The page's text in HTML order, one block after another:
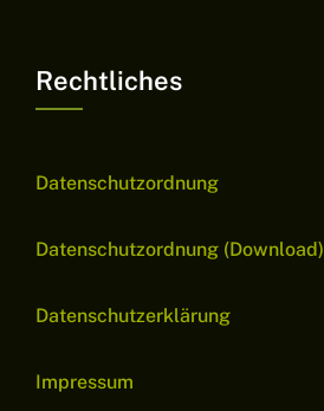
Rechtliches
Datenschutzordnung
Datenschutzordnung (Download)
Datenschutzerklärung
Impressum